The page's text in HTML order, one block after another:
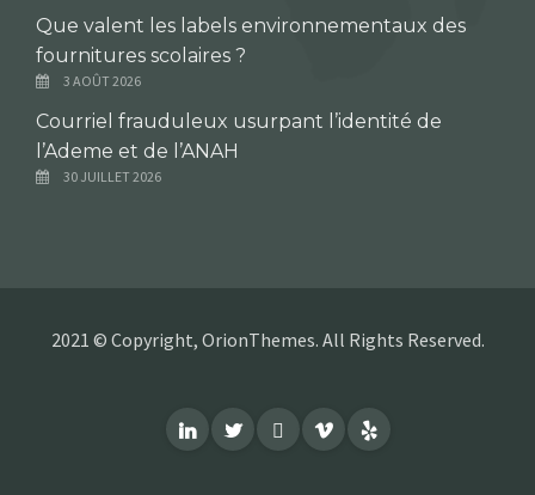
Que valent les labels environnementaux des
fournitures scolaires ?
3 AOÛT 2026
Courriel frauduleux usurpant l’identité de
l’Ademe et de l’ANAH
30 JUILLET 2026
2021 © Copyright, OrionThemes. All Rights Reserved.